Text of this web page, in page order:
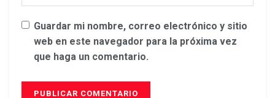
Guardar mi nombre, correo electrónico y sitio
web en este navegador para la próxima vez
que haga un comentario.